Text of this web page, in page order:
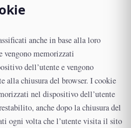
anche in base alla loro
vengono memorizzati
dell’utente e vengono
alla chiusura del browser. I cookie
nel dispositivo dell’utente
anche dopo la chiusura del
ogni volta che l’utente visita il sito